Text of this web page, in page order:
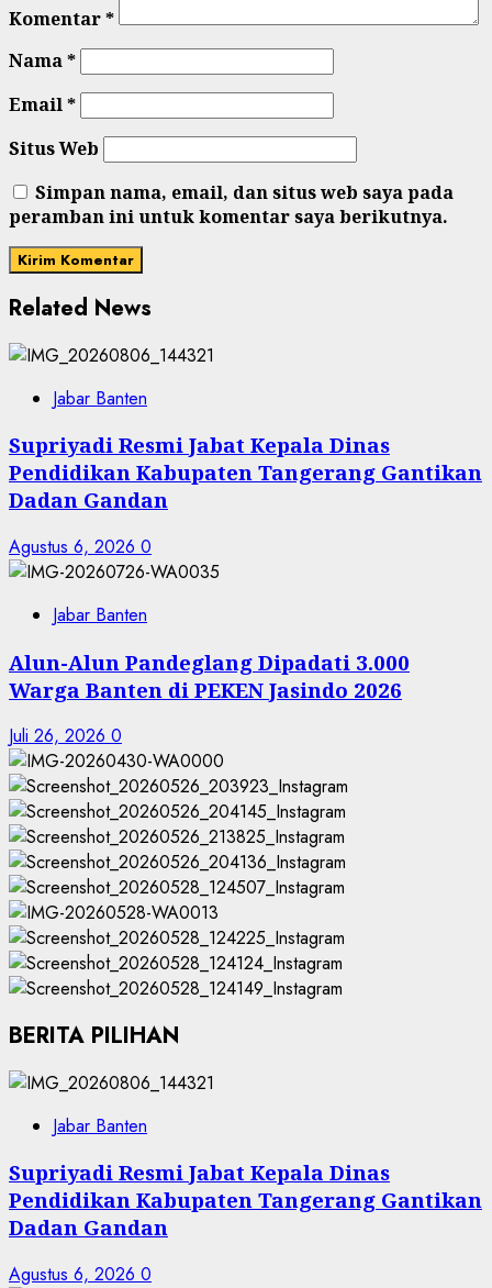
Komentar*
Nama*
Email*
Situs Web
Simpan nama, email, dan situs web saya pada
peramban ini untuk komentar saya berikutnya.
Related News
Jabar Banten
Supriyadi Resmi Jabat Kepala Dinas
Pendidikan Kabupaten Tangerang Gantikan
Dadan Gandan
Agustus 6, 2026 0
Jabar Banten
Alun-Alun Pandeglang Dipadati 3.000
Warga Banten di PEKEN Jasindo 2026
Juli 26, 2026 0
BERITA PILIHAN
Jabar Banten
Supriyadi Resmi Jabat Kepala Dinas
Pendidikan Kabupaten Tangerang Gantikan
Dadan Gandan
Agustus 6, 2026 0